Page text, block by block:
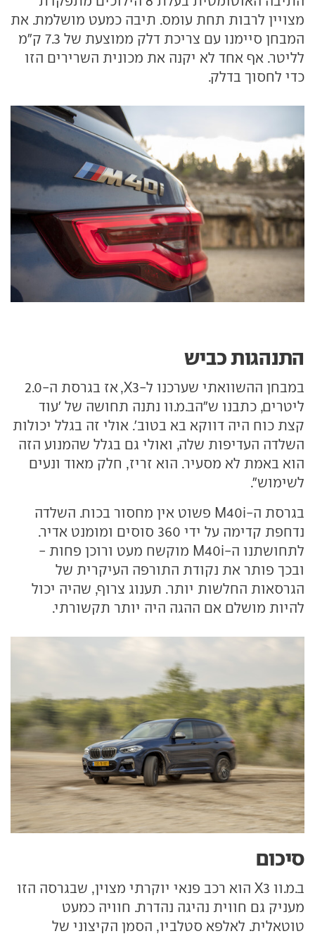
מצויין לרבות תחת עומס. תיבה כמעט מושלמת. את
המבחן סיימנו עם צריכת דלק ממוצעת של 7.3 ק"מ
לליטר. אף אחד לא יקנה את מכונית השרירים הזו
כדי לחסוך בדלק.
התנהגות כביש
במבחן ההשוואתי שערכנו ל-X3, אז בגרסת ה-2.0
ליטרים, כתבנו ש"הב.מ.וו נתנה תחושה של 'עוד
קצת כוח היה דווקא בא בטוב'. אולי זה בגלל יכולות
השלדה העדיפות שלה, ואולי גם בגלל שהמנוע הזה
הוא באמת לא מסעיר. הוא זריז, חלק מאוד ונעים
לשימוש".
בגרסת ה-M40i פשוט אין מחסור בכוח. השלדה
נדחפת קדימה על ידי 360 סוסים ומומנט אדיר.
לתחושתנו ה-M40i מוקשח מעט ורוכן פחות -
ובכך פותר את נקודת התורפה העיקרית של
הגרסאות החלשות יותר. תענוג צרוף, שהיה יכול
להיות מושלם אם ההגה היה יותר תקשורתי.
סיכום
ב.מ.וו X3 הוא רכב פנאי יוקרתי מצוין, שבגרסה הזו
מעניק גם חווית נהיגה נהדרת. חוויה כמעט
טוטאלית. לאלפא סטלביו, הסמן הקיצוני של